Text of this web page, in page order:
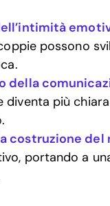
possono
della
diventa più
costruzione del
portando a